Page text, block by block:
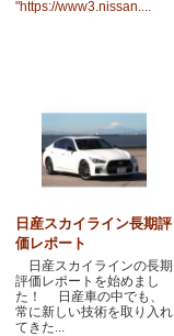
"https://www3.nissan....
日産スカイライン長期評
価レポート
日産スカイラインの長期
評価レポートを始めまし
た！ 日産車の中でも、
常に新しい技術を取り入れ
てきた...